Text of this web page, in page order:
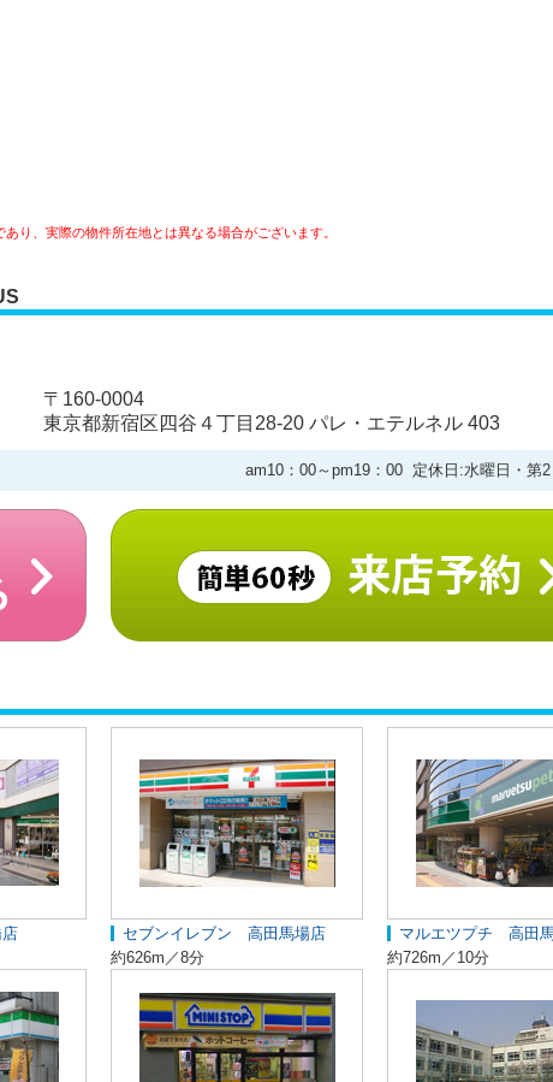
り、実際の物件所在地とは異なる場合がございます。
〒160-0004
東京都新宿区四谷４丁目28-20 パレ・エテルネル 403
am10：00～pm19：00 定休日:水曜日・第2
セブンイレブン 高田馬場店
約626m／8分
マルエツプチ 高田
約726m／10分